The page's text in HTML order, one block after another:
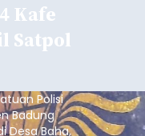
Kafe
Satpol
Polisi
Badung
Desa Baha,